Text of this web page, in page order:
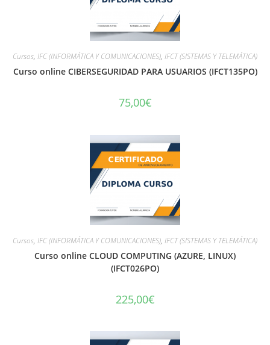
Cursos, IFC (INFORMÁTICA Y COMUNICACIONES), IFCT (SISTEMAS Y TELEMÁTICA)
Curso online CIBERSEGURIDAD PARA USUARIOS (IFCT135PO)
75,00€
Cursos, IFC (INFORMÁTICA Y COMUNICACIONES), IFCT (SISTEMAS Y TELEMÁTICA)
Curso online CLOUD COMPUTING (AZURE, LINUX)
(IFCT026PO)
225,00€